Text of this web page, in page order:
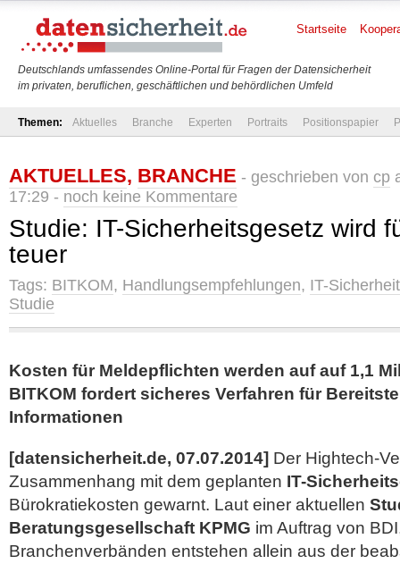
Deutschlands umfassendes Online-Portal für Fragen der Datensicherheit
im privaten, beruflichen, geschäftlichen und behördlichen Umfeld
Startseite
Themen: Aktuelles Branche Experten Portraits Positionspapier
AKTUELLES, BRANCHE - geschrieben von cp
17:29 - noch keine Kommentare
Studie: IT-Sicherheitsgesetz wird
teuer
Tags: BITKOM, Handlungsempfehlungen, IT-
Studie
Kosten für Meldepflichten werden auf auf 1,1
BITKOM fordert sicheres Verfahren für
Informationen
[datensicherheit.de, 07.07.2014] Der Hightech-
Zusammenhang mit dem geplanten IT-
Bürokratiekosten gewarnt. Laut einer aktuellen
Beratungsgesellschaft KPMG im Auftrag von
Branchenverbänden entstehen allein aus der